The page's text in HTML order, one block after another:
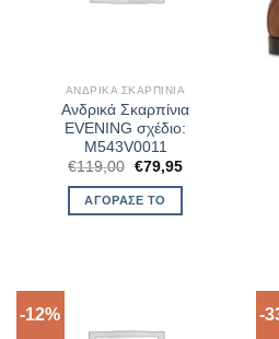
ΑΝΔΡΙΚΆ ΣΚΑΡΠΊΝΙΑ
Ανδρικά Σκαρπίνια
EVENING σχέδιο:
M543V0011
€119,00 Original
was:
€119,00.
€79,95Η
ΑΓΌΡΑΣΈ ΤΟ
-12% -